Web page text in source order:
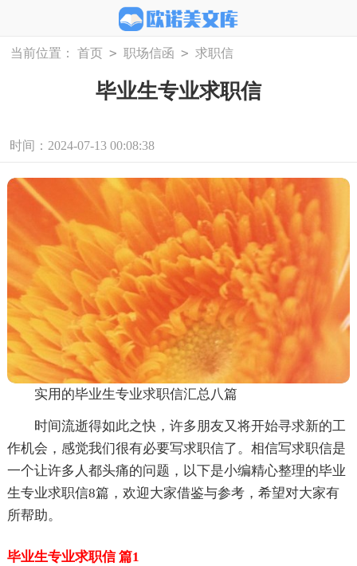
当前位置： 首页 > 职场信函 > 求职信
毕业生专业求职信
时间：2024-07-13 00:08:38
实用的毕业生专业求职信汇总八篇
时间流逝得如此之快，许多朋友又将开始寻求新的工
作机会，感觉我们很有必要写求职信了。相信写求职信是
一个让许多人都头痛的问题，以下是小编精心整理的毕业
生专业求职信8篇，欢迎大家借鉴与参考，希望对大家有
所帮助。
毕业生专业求职信 篇1